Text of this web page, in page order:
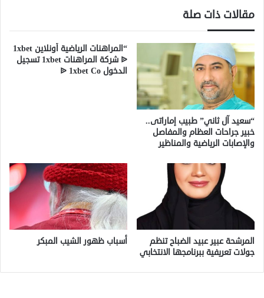
مقالات ذات صلة
“سعيد آل ثاني” طبيب إماراتى..
خبير جراحات العظام والمفاصل
والإصابات الرياضية والمناظير
“المراهنات الرياضية أونلاين 1xbet
ᐉ شركة المراهنات 1xbet تسجيل
الدخول ᐉ 1xbet Co
المرشحة عبير عبيد الضباح تنظم
جولات تعريفية ببرنامجها الانتخابي
أسباب ظهور الشيب المبكر